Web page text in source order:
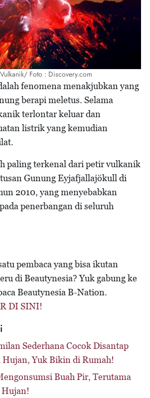
Foto : Discovery.com
fenomena menakjubkan yang
berapi meletus. Selama
terlontar keluar dan
listrik yang kemudian
paling terkenal dari petir vulkanik
Gunung Eyjafjallajökull di
2010, yang menyebabkan
penerbangan di seluruh
pembaca yang bisa ikutan
di Beautynesia? Yuk gabung ke
Beautynesia B-Nation.
DI SINI!
Sederhana Cocok Disantap
Hujan, Yuk Bikin di Rumah!
Buah Pir, Terutama
Hujan!